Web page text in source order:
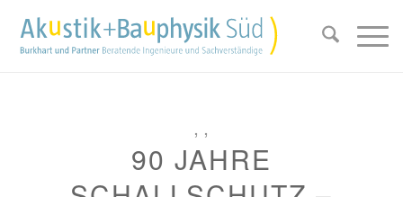
, ,
90 JAHRE